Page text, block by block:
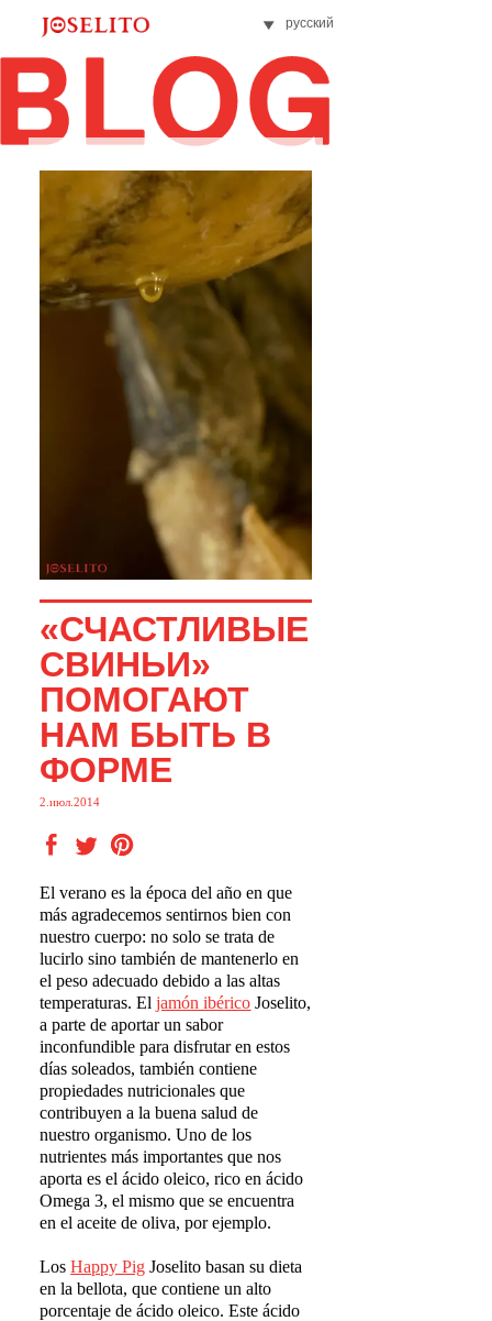
русский
«СЧАСТЛИВЫЕ
СВИНЬИ»
ПОМОГАЮТ
НАМ БЫТЬ В
ФОРМЕ
2.июл.2014
El verano es la época del año en que
más agradecemos sentirnos bien con
nuestro cuerpo: no solo se trata de
lucirlo sino también de mantenerlo en
el peso adecuado debido a las altas
temperaturas. Eljamón ibérico Joselito,
a parte de aportar un sabor
inconfundible para disfrutar en estos
días soleados, también contiene
propiedades nutricionales que
contribuyen a la buena salud de
nuestro organismo. Uno de los
nutrientes más importantes que nos
aporta es el ácido oleico, rico en ácido
Omega 3, el mismo que se encuentra
en el aceite de oliva, por ejemplo.
LosHappy Pig Joselito basan su dieta
en la bellota, que contiene un alto
porcentaje de ácido oleico. Este ácido